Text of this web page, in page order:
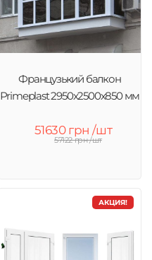
Французький балкон
Primeplast 2950х2500х850 мм
51630 грн /шт
57122 грн /шт
АКЦИЯ!